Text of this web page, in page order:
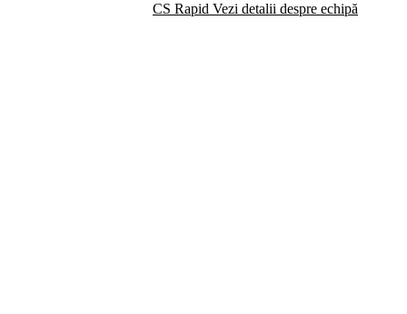
CS Rapid Vezi detalii despre echipă